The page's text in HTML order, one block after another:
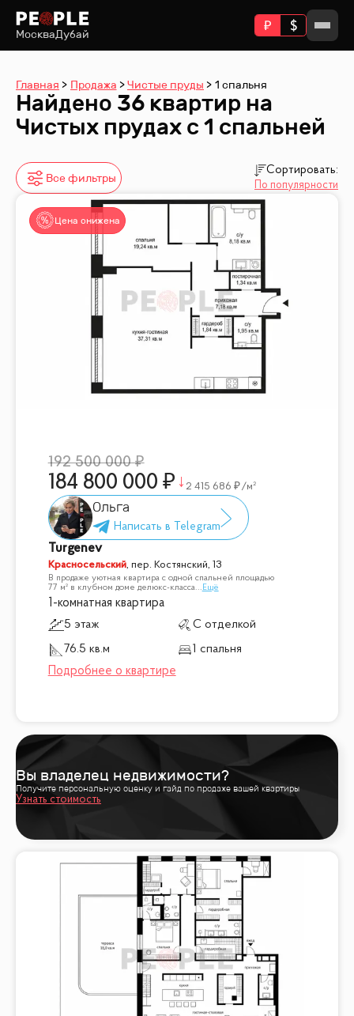
МоскваДубай
Главная Продажа Чистые пруды 1 спальня
Найдено 36 квартир на
Чистых прудах с 1 спальней
Все фильтры
Сортировать:
По популярности
Цена снижена
192 500 000
184 800 000 2 415 686 /м²
Ольга
Turgenev
Красносельский, пер. Костянский, 13
В продаже уютная квартира с одной спальней площадью
77 м² в клубном доме делюкс-класса... Ещё
1-комнатная квартира
5 этаж
С отделкой
76.5 кв.м
1 спальня
Вы владелец недвижимости?
Получите персональную оценку и гайд по продаже вашей квартиры
Узнать стоимость